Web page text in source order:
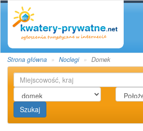
Strona główna Noclegi Domek
Szukaj